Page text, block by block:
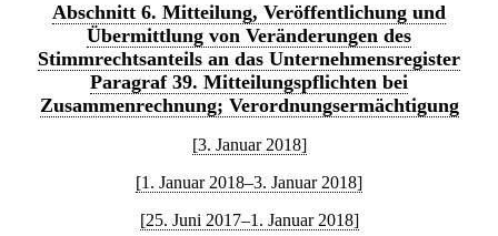
Abschnitt 6. Mitteilung, Veröffentlichung und
Übermittlung von Veränderungen des
Stimmrechtsanteils an das Unternehmensregister
Paragraf 39. Mitteilungspflichten bei
Zusammenrechnung; Verordnungsermächtigung
[3. Januar 2018]
[1. Januar 2018–3. Januar 2018]
[25. Juni 2017–1. Januar 2018]